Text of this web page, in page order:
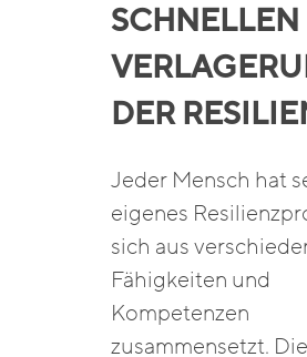
SCHNELLEN
DER
Jeder Mensch hat
eigenes
sich aus
Fähigkeiten und
Kompetenzen
zusammensetzt.